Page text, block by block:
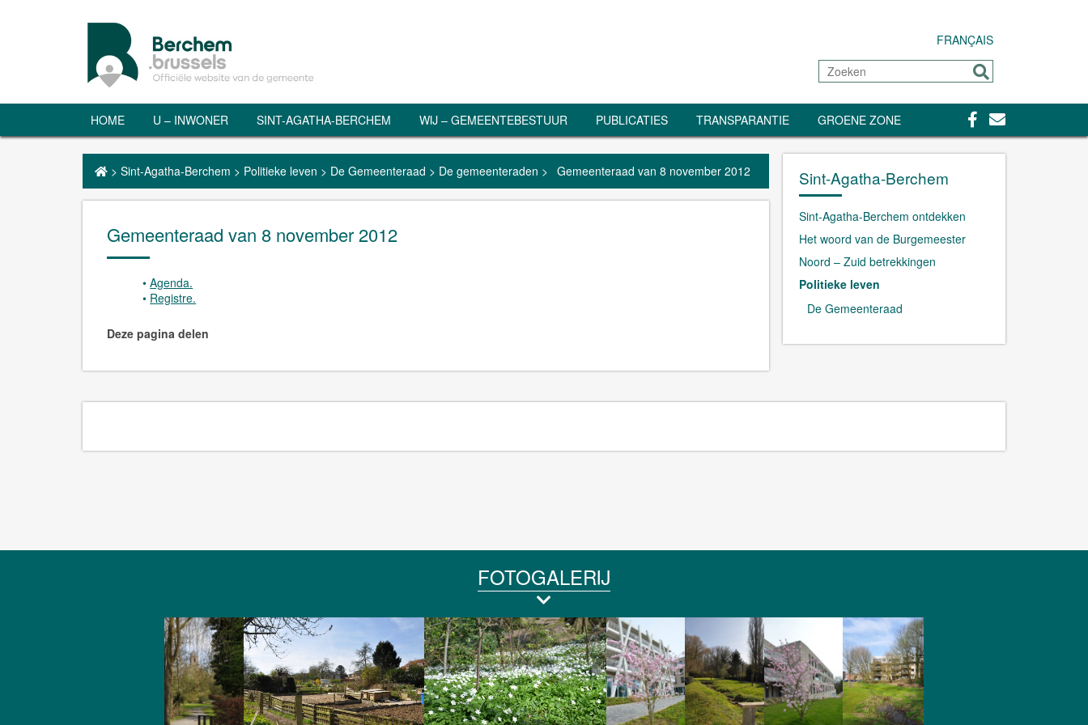
FRANÇAIS
Zoeken
Sturen
HOME U – INWONER SINT-AGATHA-BERCHEM WIJ – GEMEENTEBESTUUR PUBLICATIES TRANSPARANTIE GROENE ZONE Facebook
Contact
> Sint-Agatha-Berchem > Politieke leven > De Gemeenteraad > De gemeenteraden > Gemeenteraad van 8 november 2012
Gemeenteraad van 8 november 2012
Agenda.
Registre.
Deze pagina delen
Sint-Agatha-Berchem
Sint-Agatha-Berchem ontdekken
Het woord van de Burgemeester
Noord – Zuid betrekkingen
Politieke leven
De Gemeenteraad
FOTOGALERIJ